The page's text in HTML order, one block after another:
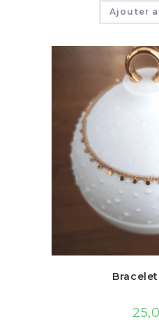
Ajouter